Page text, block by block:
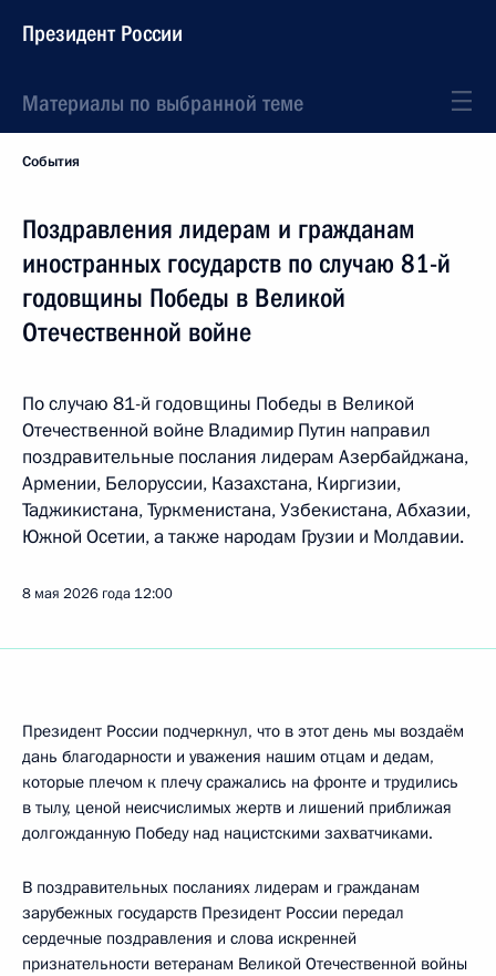
Президент России
Материалы по выбранной теме
События
Поздравления лидерам и гражданам
иностранных государств по случаю 81-й
годовщины Победы в Великой
Отечественной войне
По случаю 81-й годовщины Победы в Великой
Отечественной войне Владимир Путин направил
поздравительные послания лидерам Азербайджана,
Армении, Белоруссии, Казахстана, Киргизии,
Таджикистана, Туркменистана, Узбекистана, Абхазии,
Южной Осетии, а также народам Грузии и Молдавии.
8 мая 2026 года 12:00
Президент России подчеркнул, что в этот день мы воздаём
дань благодарности и уважения нашим отцам и дедам,
которые плечом к плечу сражались на фронте и трудились
в тылу, ценой неисчислимых жертв и лишений приближая
долгожданную Победу над нацистскими захватчиками.
В поздравительных посланиях лидерам и гражданам
зарубежных государств Президент России передал
сердечные поздравления и слова искренней
признательности ветеранам Великой Отечественной войны